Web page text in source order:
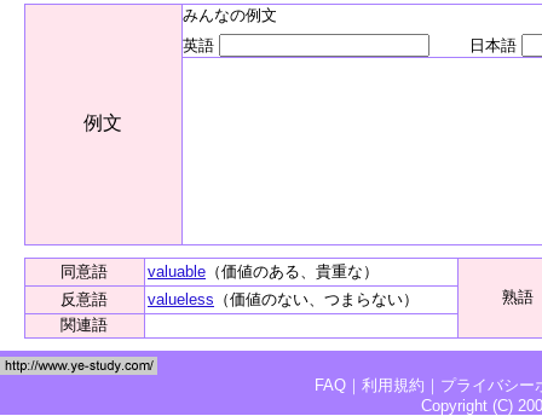
例文
みんなの例文
英語
日本語
同意語 valuable （価値のある、貴重な）
熟語
反意語 valueless （価値のない、つまらない）
関連語
FAQ ｜ 利用規約 ｜ プライバシー
Copyright (C)